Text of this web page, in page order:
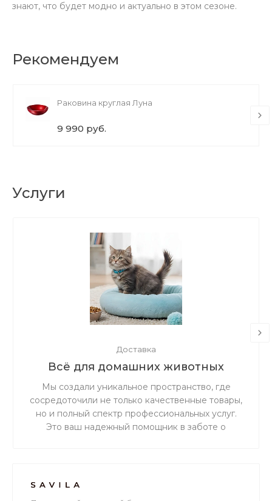
знают, что будет модно и актуально в этом сезоне.
Рекомендуем
Раковина круглая Луна
9 990 руб.
Услуги
Доставка
Всё для домашних животных
Мы создали уникальное пространство, где
сосредоточили не только качественные товары,
но и полный спектр профессиональных услуг.
Это ваш надежный помощник в заботе о